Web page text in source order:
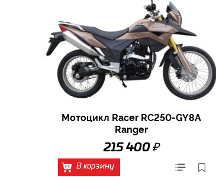
Мотоцикл Racer RC250-GY8A
Ranger
215 400 ₽
В корзину